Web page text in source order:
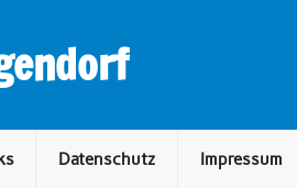
Datenschutz Impressum